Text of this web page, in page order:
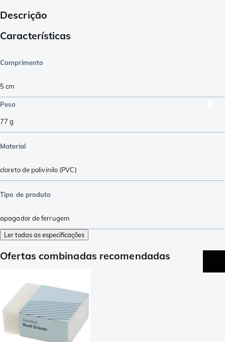
Descrição
Características
Comprimento
5cm
Peso
77 g
Material
cloreto de polivinilo (PVC)
Tipo de produto
apagador de ferrugem
Ler todas as especificações
Ofertas combinadas recomendadas